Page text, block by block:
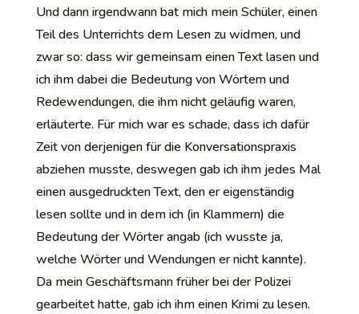
Und dann irgendwann bat mich mein Schüler, einen
Teil des Unterrichts dem Lesen zu widmen, und
zwar so: dass wir gemeinsam einen Text lasen und
ich ihm dabei die Bedeutung von Wörtern und
Redewendungen, die ihm nicht geläufig waren,
erläuterte. Für mich war es schade, dass ich dafür
Zeit von derjenigen für die Konversationspraxis
abziehen musste, deswegen gab ich ihm jedes Mal
einen ausgedruckten Text, den er eigenständig
lesen sollte und in dem ich (in Klammern) die
Bedeutung der Wörter angab (ich wusste ja,
welche Wörter und Wendungen er nicht kannte).
Da mein Geschäftsmann früher bei der Polizei
gearbeitet hatte, gab ich ihm einen Krimi zu lesen.